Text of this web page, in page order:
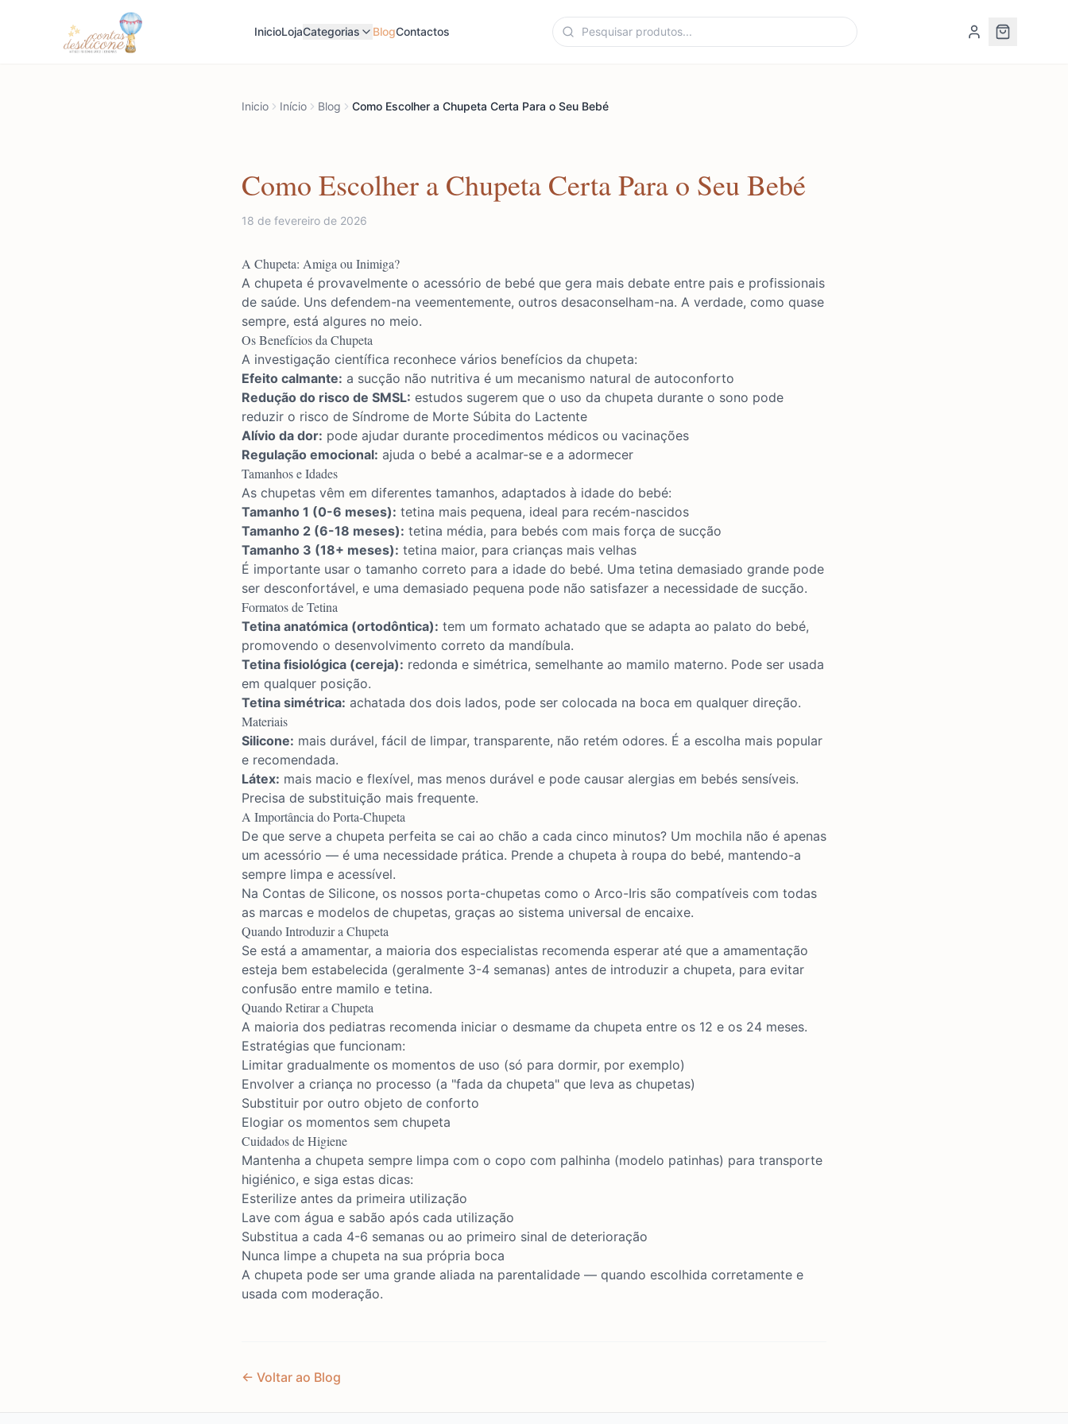
InicioLojaCategorias BlogContactos
Inicio Início Blog Como Escolher a Chupeta Certa Para o Seu Bebé
Como Escolher a Chupeta Certa Para o Seu Bebé
18 de fevereiro de 2026
A Chupeta: Amiga ou Inimiga?
A chupeta é provavelmente o acessório de bebé que gera mais debate entre pais e profissionais
de saúde. Uns defendem-na veementemente, outros desaconselham-na. A verdade, como quase
sempre, está algures no meio.
Os Benefícios da Chupeta
A investigação científica reconhece vários benefícios da chupeta:
Efeito calmante: a sucção não nutritiva é um mecanismo natural de autoconforto
Redução do risco de SMSL: estudos sugerem que o uso da chupeta durante o sono pode
reduzir o risco de Síndrome de Morte Súbita do Lactente
Alívio da dor: pode ajudar durante procedimentos médicos ou vacinações
Regulação emocional: ajuda o bebé a acalmar-se e a adormecer
Tamanhos e Idades
As chupetas vêm em diferentes tamanhos, adaptados à idade do bebé:
Tamanho 1 (0-6 meses): tetina mais pequena, ideal para recém-nascidos
Tamanho 2 (6-18 meses): tetina média, para bebés com mais força de sucção
Tamanho 3 (18+ meses): tetina maior, para crianças mais velhas
É importante usar o tamanho correto para a idade do bebé. Uma tetina demasiado grande pode
ser desconfortável, e uma demasiado pequena pode não satisfazer a necessidade de sucção.
Formatos de Tetina
Tetina anatómica (ortodôntica): tem um formato achatado que se adapta ao palato do bebé,
promovendo o desenvolvimento correto da mandíbula.
Tetina fisiológica (cereja): redonda e simétrica, semelhante ao mamilo materno. Pode ser usada
em qualquer posição.
Tetina simétrica: achatada dos dois lados, pode ser colocada na boca em qualquer direção.
Materiais
Silicone: mais durável, fácil de limpar, transparente, não retém odores. É a escolha mais popular
e recomendada.
Látex: mais macio e flexível, mas menos durável e pode causar alergias em bebés sensíveis.
Precisa de substituição mais frequente.
A Importância do Porta-Chupeta
De que serve a chupeta perfeita se cai ao chão a cada cinco minutos? Um mochila não é apenas
um acessório — é uma necessidade prática. Prende a chupeta à roupa do bebé, mantendo-a
sempre limpa e acessível.
Na Contas de Silicone, os nossos porta-chupetas como o Arco-Iris são compatíveis com todas
as marcas e modelos de chupetas, graças ao sistema universal de encaixe.
Quando Introduzir a Chupeta
Se está a amamentar, a maioria dos especialistas recomenda esperar até que a amamentação
esteja bem estabelecida (geralmente 3-4 semanas) antes de introduzir a chupeta, para evitar
confusão entre mamilo e tetina.
Quando Retirar a Chupeta
A maioria dos pediatras recomenda iniciar o desmame da chupeta entre os 12 e os 24 meses.
Estratégias que funcionam:
Limitar gradualmente os momentos de uso (só para dormir, por exemplo)
Envolver a criança no processo (a "fada da chupeta" que leva as chupetas)
Substituir por outro objeto de conforto
Elogiar os momentos sem chupeta
Cuidados de Higiene
Mantenha a chupeta sempre limpa com o copo com palhinha (modelo patinhas) para transporte
higiénico, e siga estas dicas:
Esterilize antes da primeira utilização
Lave com água e sabão após cada utilização
Substitua a cada 4-6 semanas ou ao primeiro sinal de deterioração
Nunca limpe a chupeta na sua própria boca
A chupeta pode ser uma grande aliada na parentalidade — quando escolhida corretamente e
usada com moderação.
← Voltar ao Blog